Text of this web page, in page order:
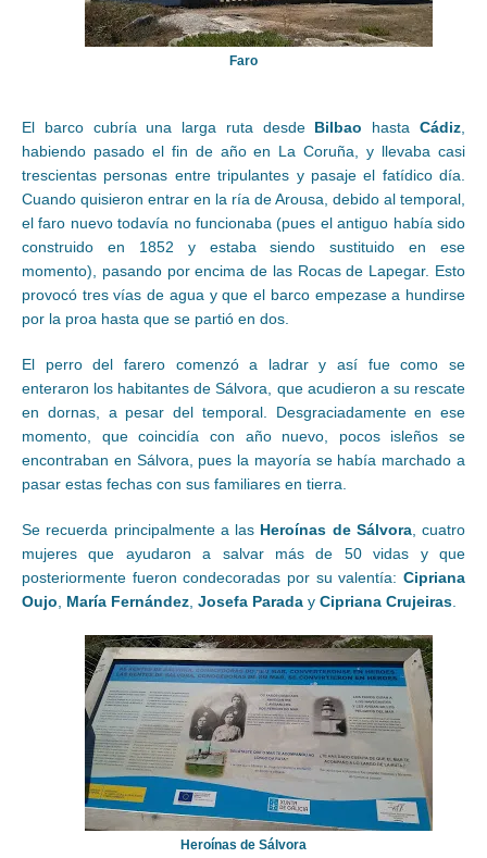
Faro
El barco cubría una larga ruta desde Bilbao hastaCádiz
habiendo pasado el fin de año en La Coruña, y llevaba casi
trescientas personas entre tripulantes y pasaje el fatídico día.
Cuando quisieron entrar en la ría de Arousa, debido al temporal,
el faro nuevo todavía no funcionaba (pues el antiguo había sido
construido en 1852 y estaba siendo sustituido en ese
momento), pasando por encima de las Rocas de Lapegar. Esto
provocó tres vías de agua y que el barco empezase a hundirse
por la proa hasta que se partió en dos.
El perro del farero comenzó a ladrar y así fue como se
enteraron los habitantes de Sálvora, que acudieron a su rescate
en dornas, a pesar del temporal. Desgraciadamente en ese
momento, que coincidía con año nuevo, pocos isleños se
encontraban en Sálvora, pues la mayoría se había marchado a
pasar estas fechas con sus familiares en tierra.
Se recuerda principalmente a las Heroínas de Sálvora, cuatro
mujeres que ayudaron a salvar más de 50 vidas y que
posteriormente fueron condecoradas por su valentía: Cipriana
Oujo
María Fernández Josefa Parada y Cipriana Crujeiras
Heroínas de Sálvora